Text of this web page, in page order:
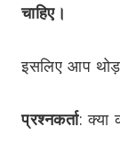
चाहिए।
इसलिए आप
प्रश्नकर्ता: क्या